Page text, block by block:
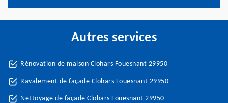
Autres services
Rénovation de maison Clohars Fouesnant 29950
Ravalement de façade Clohars Fouesnant 29950
Nettoyage de façade Clohars Fouesnant 29950